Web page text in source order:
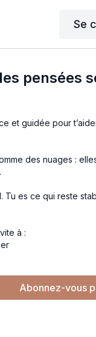
Se
pensées
et guidée pour
des nuages :
Tu es ce qui reste
à :
tout contrôler
respiration et au
Abonnez-vous